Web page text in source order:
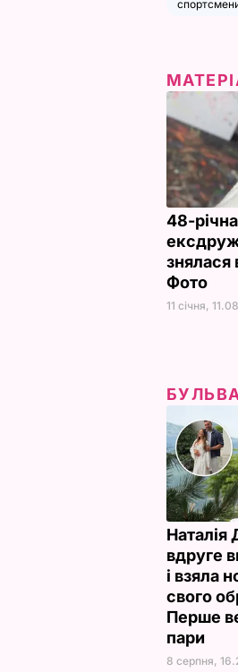
48-річна
знялася
Фото
11 січня, 11.08
вдруге
і взяла
свого
Перше
пари
8 серпня,